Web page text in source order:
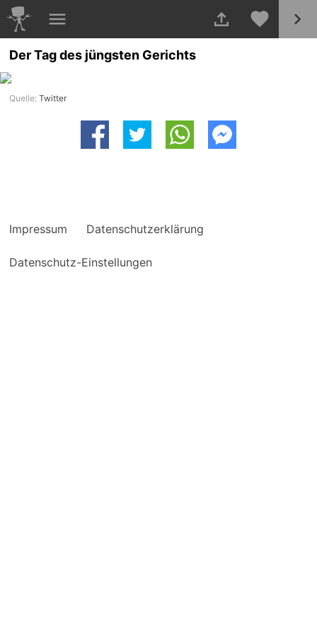
Der Tag des jüngsten Gerichts
Quelle:Twitter
Impressum Datenschutzerklärung
Datenschutz-Einstellungen